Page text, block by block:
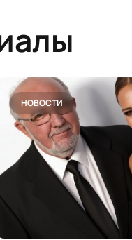
НОВОСТИ